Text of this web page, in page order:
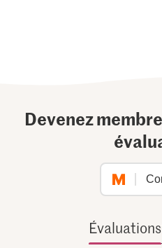
Devenez
Évaluations